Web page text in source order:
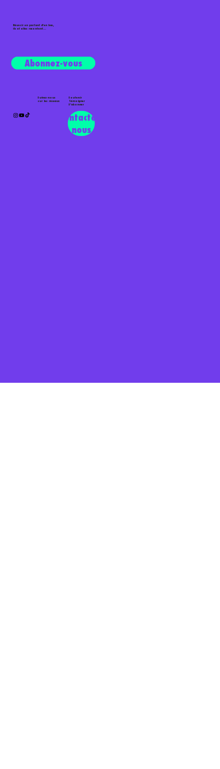
Réussir en partant d'en bas,
ils et elles racontent...
Écouter le podcast
Abonnez-vous
Suivez-nous
sur les réseaux
Contactez-
nous
Soutenir
Témoigner
S'abonner